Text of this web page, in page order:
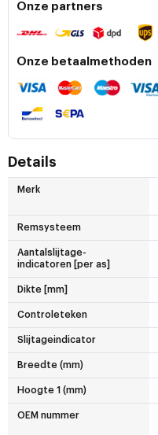
Onze partners
Onze betaalmethoden
Details
Merk
Remsysteem
Aantalslijtage-
indicatoren [per as]
Dikte [mm]
Controleteken
Slijtageindicator
Breedte (mm)
Hoogte 1 (mm)
OEM nummer